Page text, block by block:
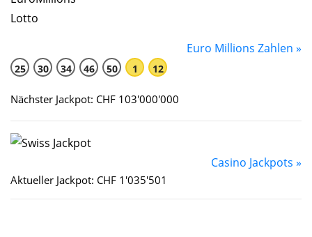
Euro Millions Zahlen »
25 30 34 46 50 1 12
Nächster Jackpot: CHF 103'000'000
Casino Jackpots »
Aktueller Jackpot: CHF 1'035'501